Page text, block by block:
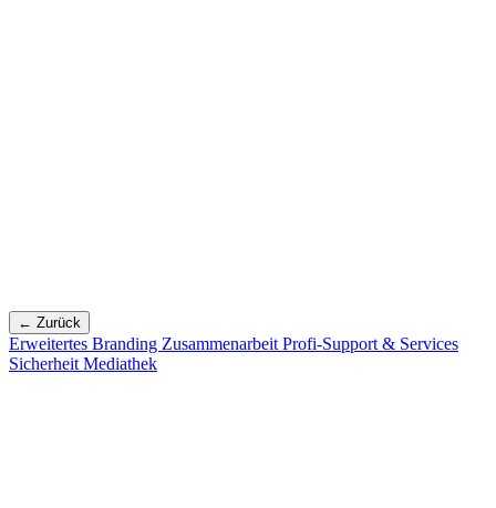
← Zurück
Erweitertes Branding Zusammenarbeit Profi-Support & Services
Sicherheit Mediathek